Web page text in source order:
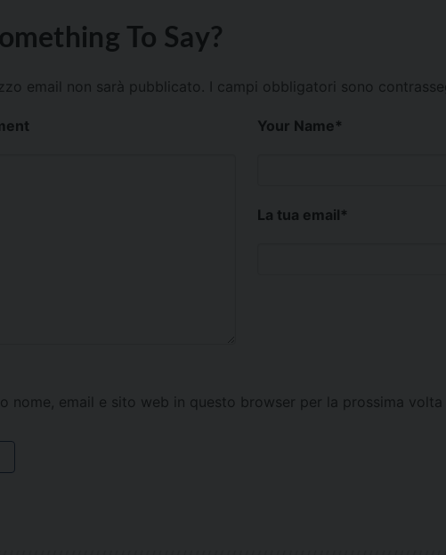
To Say?
email non sarà pubblicato. I campi obbligatori sono
Your Name*
La tua email*
nome, email e sito web in questo browser per la prossima